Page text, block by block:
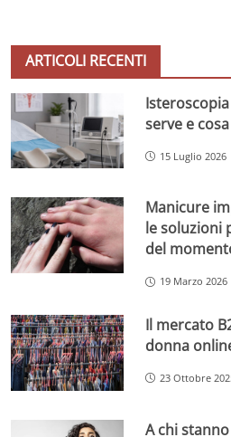
ARTICOLI RECENTI
serve e
15 Luglio 2026
Manicure
le soluzioni
del
19 Marzo 2026
Il mercato
donna
23 Ottobre
A chi